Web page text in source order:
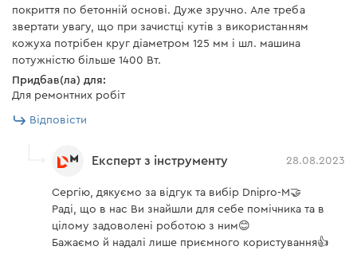
покриття по бетонній основі. Дуже зручно. Але треба
звертати увагу, що при зачистці кутів з використанням
кожуха потрібен круг діаметром 125 мм і шл. машина
потужністю більше 1400 Вт.
Придбав(ла) для:
Для ремонтних робіт
Відповісти
Експерт з інструменту 28.08.2023
Сергію, дякуємо за відгук та вибір Dnipro-M🤝
Раді, що в нас Ви знайшли для себе помічника та в
цілому задоволені роботою з ним😊
Бажаємо й надалі лише приємного користування👍